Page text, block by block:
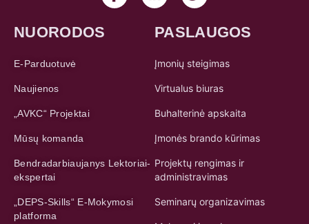
NUORODOS
E-Parduotuvė
Naujienos
„AVKC“ Projektai
Mūsų komanda
Bendradarbiaujanys Lektoriai-
ekspertai
„DEPS-Skills“ E-Mokymosi
platforma
PASLAUGOS
Įmonių steigimas
Virtualus biuras
Buhalterinė apskaita
Įmonės brando kūrimas
Projektų rengimas ir
administravimas
Seminarų organizavimas